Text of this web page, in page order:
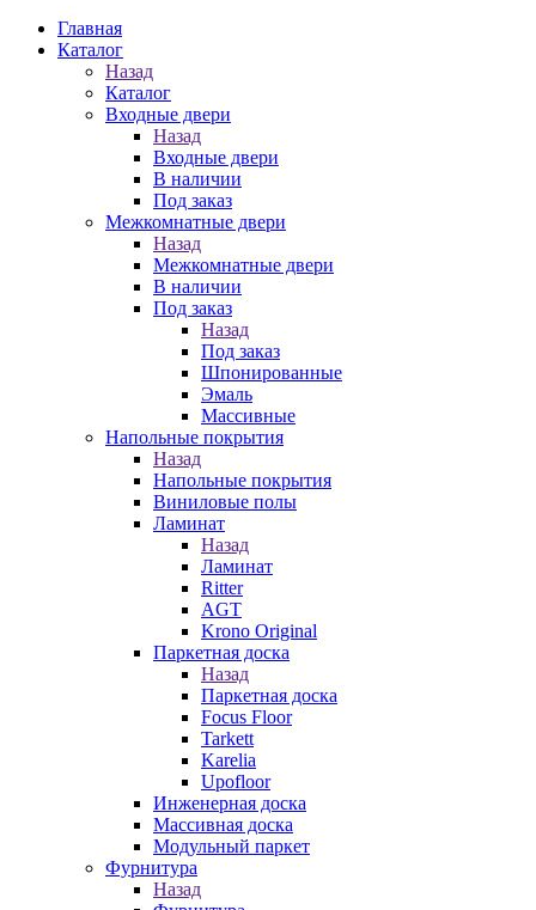
Главная
Каталог
Назад
Каталог
Входные двери
Назад
Входные двери
В наличии
Под заказ
Межкомнатные двери
Назад
Межкомнатные двери
В наличии
Под заказ
Назад
Под заказ
Шпонированные
Эмаль
Массивные
Напольные покрытия
Назад
Напольные покрытия
Виниловые полы
Ламинат
Назад
Ламинат
Ritter
AGT
Krono Original
Паркетная доска
Назад
Паркетная доска
Focus Floor
Tarkett
Karelia
Upofloor
Инженерная доска
Массивная доска
Модульный паркет
Фурнитура
Назад